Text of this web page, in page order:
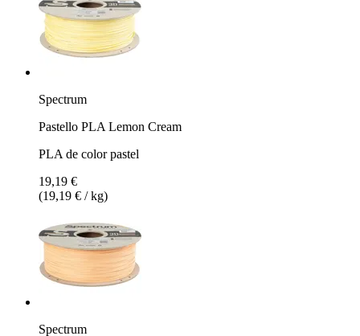
Spectrum
Pastello PLA Lemon Cream
PLA de color pastel
19,19 €
(19,19 € / kg)
Spectrum